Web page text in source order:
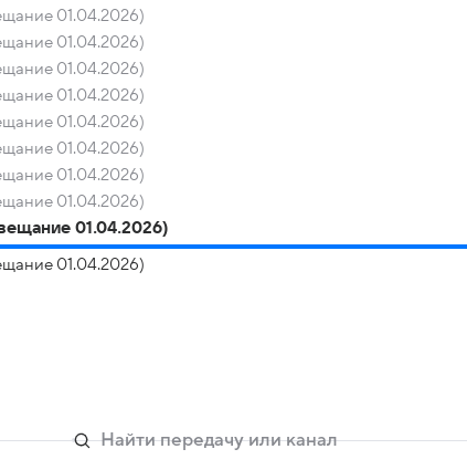
01.04.2026)
01.04.2026)
01.04.2026)
01.04.2026)
01.04.2026)
01.04.2026)
01.04.2026)
01.04.2026)
01.04.2026)
01.04.2026)